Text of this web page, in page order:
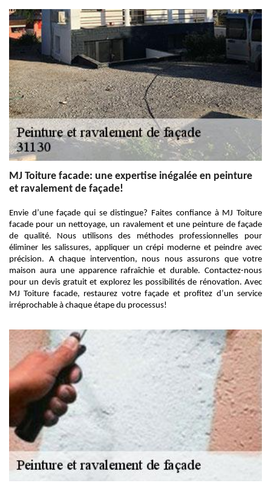
MJ Toiture facade: une expertise inégalée en peinture
et ravalement de façade!
Envie d’une façade qui se distingue? Faites confiance à MJ Toiture
facade pour un nettoyage, un ravalement et une peinture de façade
de qualité. Nous utilisons des méthodes professionnelles pour
éliminer les salissures, appliquer un crépi moderne et peindre avec
précision. A chaque intervention, nous nous assurons que votre
maison aura une apparence rafraîchie et durable. Contactez-nous
pour un devis gratuit et explorez les possibilités de rénovation. Avec
MJ Toiture facade, restaurez votre façade et profitez d’un service
irréprochable à chaque étape du processus!